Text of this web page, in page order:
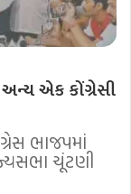
એક કોંગ્રેસી
ભાજપમાં
ચૂંટણી